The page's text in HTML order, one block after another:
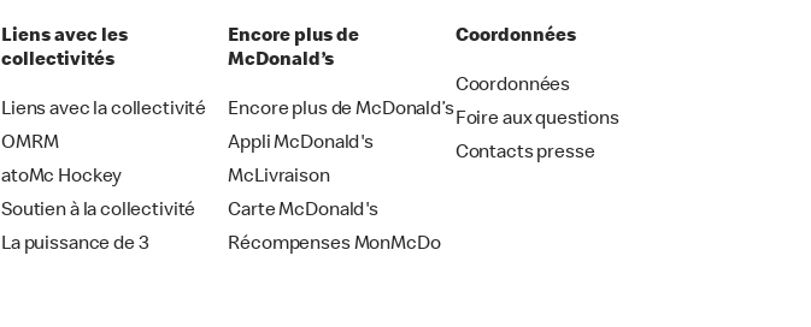
Liens avec les
collectivités
Liens avec la collectivité
OMRM
atoMc Hockey
Soutien à la collectivité
La puissance de 3
Encore plus de
McDonald’s
Encore plus de McDonald’s
Appli McDonald's
McLivraison
Carte McDonald's
Récompenses MonMcDo
Coordonnées
Coordonnées
Foire aux questions
Contacts presse